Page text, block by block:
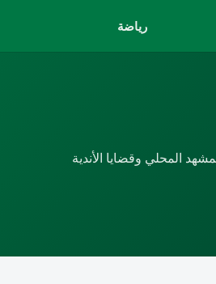
رياضة
المحلي وقضايا الأندية